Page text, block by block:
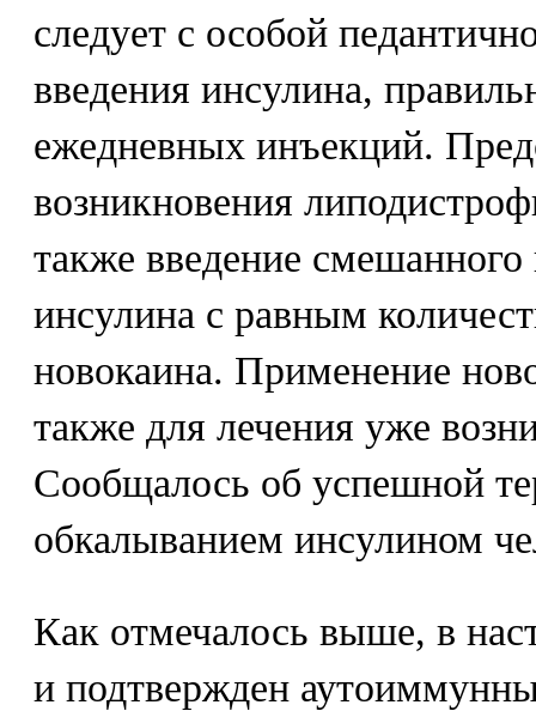
следует с особой
введения инсулина,
ежедневных инъекций.
возникновения
также введение
инсулина с равным
новокаина. Применение
также для лечения уже
Сообщалось об успешной
обкалыванием инсулином
Как отмечалось выше, в
и подтвержден